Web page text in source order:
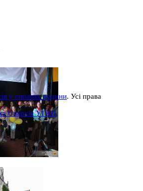
у справах родини. Усі права
Єпархія УГКЦ